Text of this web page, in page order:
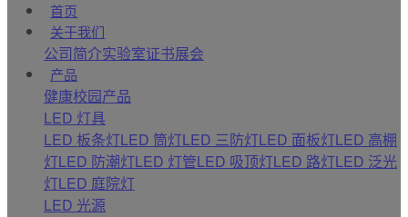
首页
关于我们
公司简介实验室证书展会
产品
健康校园产品
LED 灯具
LED 板条灯LED 筒灯LED 三防灯LED 面板灯LED 高棚
灯LED 防潮灯LED 灯管LED 吸顶灯LED 路灯LED 泛光
灯LED 庭院灯
LED 光源